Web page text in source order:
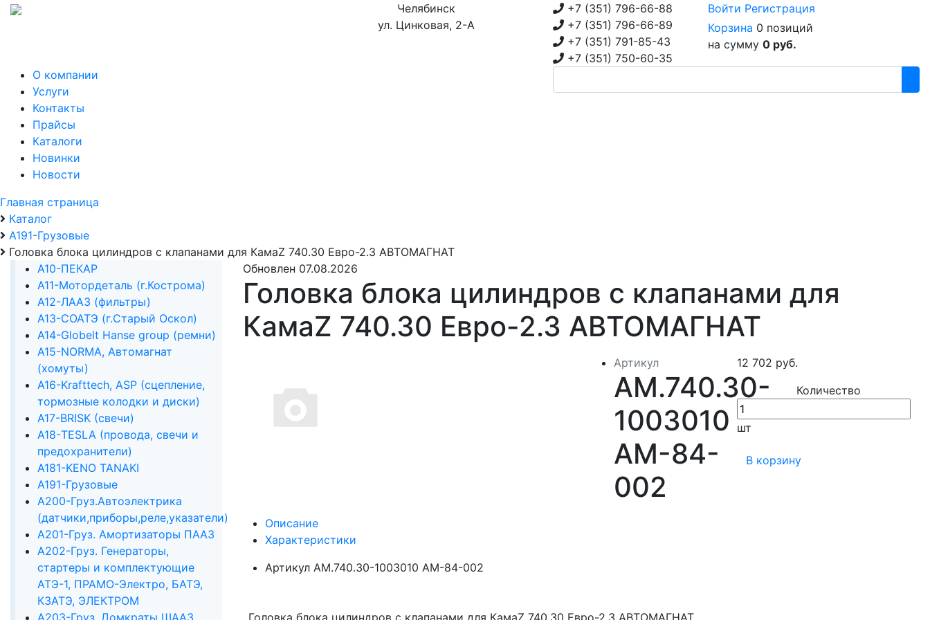
Челябинск
ул. Цинковая, 2-А
+7 (351) 796-66-88
+7 (351) 796-66-89
+7 (351) 791-85-43
+7 (351) 750-60-35
Войти Регистрация
Корзина 0 позиций
на сумму 0 руб.
О компании
Услуги
Контакты
Прайсы
Каталоги
Новинки
Новости
Главная страница
Каталог
А191-Грузовые
Головка блока цилиндров с клапанами для КамаZ 740.30 Евро-2.3 АВТОМАГНАТ
А10-ПЕКАР
А11-Мотордеталь (г.Кострома)
А12-ЛААЗ (фильтры)
А13-СОАТЭ (г.Старый Оскол)
А14-Globelt Hanse group (ремни)
А15-NORMA, Автомагнат
(хомуты)
А16-Krafttech, ASP (сцепление,
тормозные колодки и диски)
А17-BRISK (свечи)
А18-TESLA (провода, свечи и
предохранители)
А181-KENO TANAKI
А191-Грузовые
А200-Груз.Автоэлектрика
(датчики,приборы,реле,указатели)
А201-Груз. Амортизаторы ПААЗ
А202-Груз. Генераторы,
стартеры и комплектующие
АТЭ-1, ПРАМО-Электро, БАТЭ,
КЗАТЭ, ЭЛЕКТРОМ
А203-Груз. Домкраты ШААЗ,
Обновлен 07.08.2026
Головка блока цилиндров с клапанами для
КамаZ 740.30 Евро-2.3 АВТОМАГНАТ
Артикул
АМ.740.30-
1003010
АМ-84-
002
12 702 руб.
Количество
шт
В корзину
Описание
Характеристики
Артикул АМ.740.30-1003010 АМ-84-002
Головка блока цилиндров с клапанами для КамаZ 740.30 Евро-2.3 АВТОМАГНАТ